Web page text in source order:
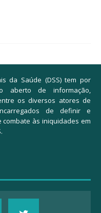
da Saúde (DSS) tem por
aberto de informação,
os diversos atores de
de definir e
às iniquidades em